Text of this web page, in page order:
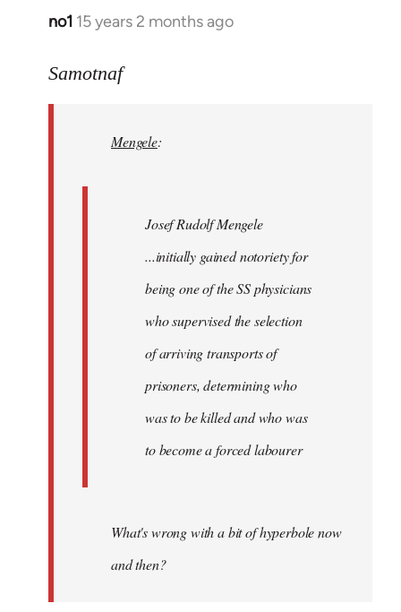
no1 15 years 2 months ago
In
to
Samotnaf
Mengele:
Josef Rudolf Mengele
...initially gained notoriety for
being one of the SS physicians
who supervised the selection
of arriving transports of
prisoners, determining who
was to be killed and who was
to become a forced labourer
What's wrong with a bit of hyperbole now
and then?